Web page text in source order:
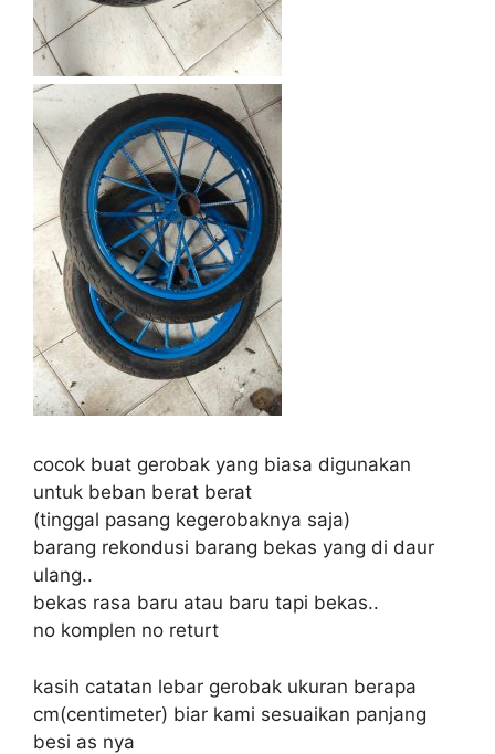
cocok buat gerobak yang biasa digunakan
untuk beban berat berat
(tinggal pasang kegerobaknya saja)
barang rekondusi barang bekas yang di daur
ulang..
bekas rasa baru atau baru tapi bekas..
no komplen no returt
kasih catatan lebar gerobak ukuran berapa
cm(centimeter) biar kami sesuaikan panjang
besi as nya